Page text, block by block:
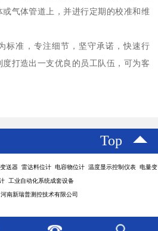
气体管道上，并进行定期的校准和维
标准，专注细节，坚守承诺，快速行
打造出一支优良的员工队伍，可为客
Top
送器 雷达料位计 电容物位计 温度显示控制仪表 电量变
工业自动化系统成套设备
南新瑞普测控技术有限公司